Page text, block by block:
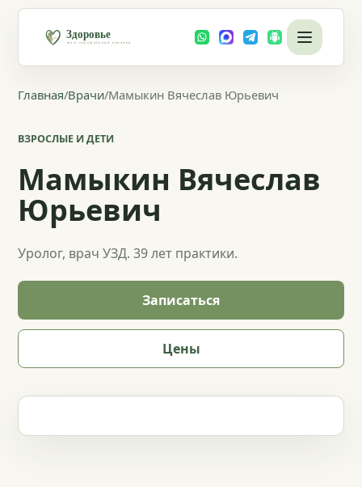
Главная/Врачи/Мамыкин Вячеслав Юрьевич
ВЗРОСЛЫЕ И ДЕТИ
Мамыкин Вячеслав
Юрьевич
Уролог, врач УЗД. 39 лет практики.
Записаться
Цены